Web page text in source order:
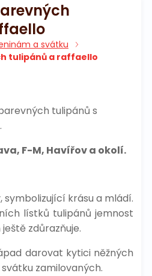
a svátku
tulipánů a raffaello
tulipánů s
F-M, Havířov a okolí.
symbolizující krásu a mládí.
lístků tulipánů jemnost
zdůrazňuje.
darovat kytici něžných
zamilovaných.